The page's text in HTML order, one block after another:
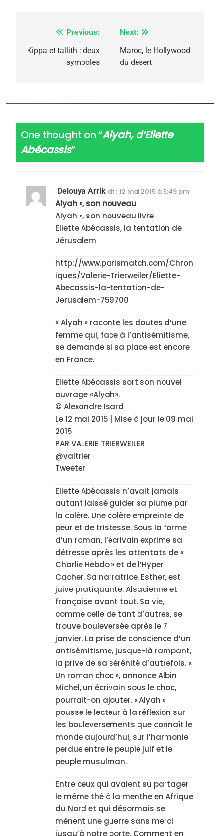
Navigation
de
Previous:
Kippa et tallith : deux
symboles
Next:
Maroc, le Hollywood
du désert
One thought on “Alyah, d’Eliette
Abécassis”
Delouya Arrik dit : 12 mai 2015 à 5:49 pm
Alyah », son nouveau
Alyah », son nouveau livre
Eliette Abécassis, la tentation de
Jérusalem
http://www.parismatch.com/Chron
iques/Valerie-Trierweiler/Eliette-
Abecassis-la-tentation-de-
Jerusalem-759700
« Alyah » raconte les doutes d’une
femme qui, face à l’antisémitisme,
se demande si sa place est encore
en France.
Eliette Abécassis sort son nouvel
ouvrage «Alyah».
© Alexandre Isard
Le 12 mai 2015 | Mise à jour le 09 mai
2015
PAR VALERIE TRIERWEILER
@valtrier
Tweeter
Eliette Abécassis n’avait jamais
autant laissé guider sa plume par
la colère. Une colère empreinte de
peur et de tristesse. Sous la forme
d’un roman, l’écrivain exprime sa
détresse après les attentats de «
Charlie Hebdo » et de l’Hyper
Cacher. Sa narratrice, Esther, est
juive pratiquante. Alsacienne et
française avant tout. Sa vie,
comme celle de tant d’autres, se
trouve bouleversée après le 7
janvier. La prise de conscience d’un
antisémitisme, jusque-là rampant,
la prive de sa sérénité d’autrefois. «
Un roman choc », annonce Albin
Michel, un écrivain sous le choc,
pourrait-on ajouter. « Alyah »
pousse le lecteur à la réflexion sur
les bouleversements que connaît le
monde aujourd’hui, sur l’harmonie
perdue entre le peuple juif et le
peuple musulman.
Entre ceux qui avaient su partager
le même thé à la menthe en Afrique
du Nord et qui désormais se
mènent une guerre sans merci
jusqu’à notre porte. Comment en